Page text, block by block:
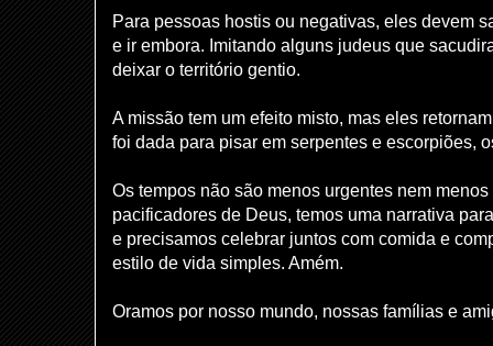
Para pessoas hostis ou negativas, eles devem
e ir embora. Imitando alguns judeus que
deixar o território gentio.
A missão tem um efeito misto, mas eles
foi dada para pisar em serpentes e escorpiões,
Os tempos não são menos urgentes nem
pacificadores de Deus, temos uma narrativa
e precisamos celebrar juntos com comida e
estilo de vida simples. Amém.
Oramos por nosso mundo, nossas famílias e